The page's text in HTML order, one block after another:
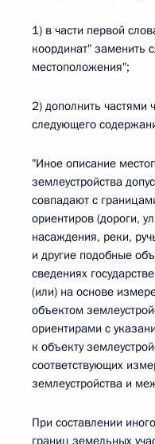
1) в части первой
координат" заменить
местоположения";
2) дополнить частями
следующего
"Иное описание
землеустройства
совпадают с
ориентиров (дороги,
насаждения, реки,
и другие подобные
сведениях
(или) на основе
объектом
ориентирами с
к объекту
соответствующих
землеустройства и
При составлении
границ земельных